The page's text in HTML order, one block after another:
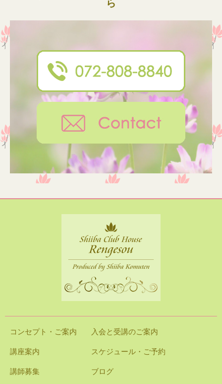
ら
コンセプト・ご案内 入会と受講のご案内
講座案内 スケジュール・ご予約
講師募集 ブログ